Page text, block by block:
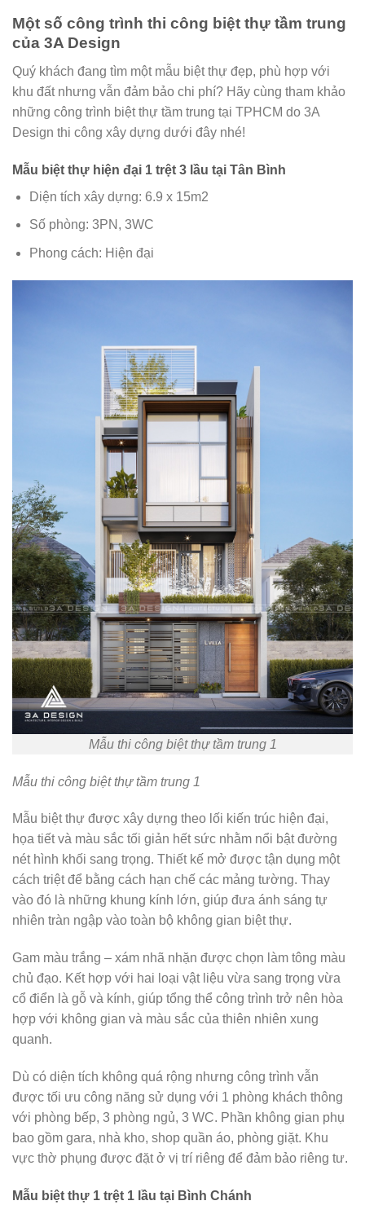
Một số công trình thi công biệt thự tầm trung
của 3A Design
Quý khách đang tìm một mẫu biệt thự đẹp, phù hợp với
khu đất nhưng vẫn đảm bảo chi phí? Hãy cùng tham khảo
những công trình biệt thự tầm trung tại TPHCM do 3A
Design thi công xây dựng dưới đây nhé!
Mẫu biệt thự hiện đại 1 trệt 3 lầu tại Tân Bình
Diện tích xây dựng: 6.9 x 15m2
Số phòng: 3PN, 3WC
Phong cách: Hiện đại
Mẫu thi công biệt thự tầm trung 1
Mẫu thi công biệt thự tầm trung 1
Mẫu biệt thự được xây dựng theo lối kiến trúc hiện đại,
họa tiết và màu sắc tối giản hết sức nhằm nổi bật đường
nét hình khối sang trọng. Thiết kế mở được tận dụng một
cách triệt để bằng cách hạn chế các mảng tường. Thay
vào đó là những khung kính lớn, giúp đưa ánh sáng tự
nhiên tràn ngập vào toàn bộ không gian biệt thự.
Gam màu trắng – xám nhã nhặn được chọn làm tông màu
chủ đạo. Kết hợp với hai loại vật liệu vừa sang trọng vừa
cổ điển là gỗ và kính, giúp tổng thể công trình trở nên hòa
hợp với không gian và màu sắc của thiên nhiên xung
quanh.
Dù có diện tích không quá rộng nhưng công trình vẫn
được tối ưu công năng sử dụng với 1 phòng khách thông
với phòng bếp, 3 phòng ngủ, 3 WC. Phần không gian phụ
bao gồm gara, nhà kho, shop quần áo, phòng giặt. Khu
vực thờ phụng được đặt ở vị trí riêng để đảm bảo riêng tư.
Mẫu biệt thự 1 trệt 1 lầu tại Bình Chánh